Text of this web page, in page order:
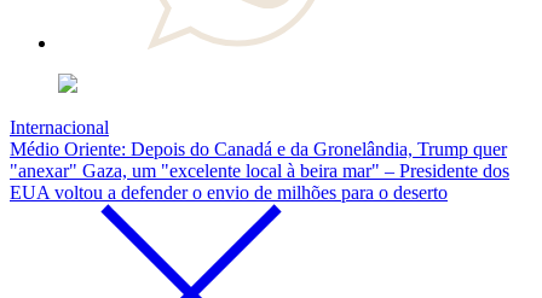
Internacional
Médio Oriente: Depois do Canadá e da Gronelândia, Trump quer
"anexar" Gaza, um "excelente local à beira mar" – Presidente dos
EUA voltou a defender o envio de milhões para o deserto